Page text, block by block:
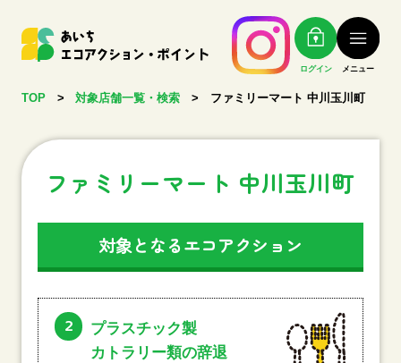
ログイン メニュー
TOP > 対象店舗一覧・検索 > ファミリーマート 中川玉川町
ファミリーマート 中川玉川町
対象となるエコアクション
2
プラスチック製
カトラリー類の辞退